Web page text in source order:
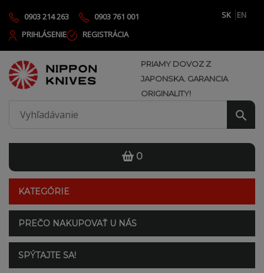
0903 214 263 0903 761 001 SK
EN
PRIHLÁSENIE
REGISTRÁCIA
PRIAMY DOVOZ Z
JAPONSKA. GARANCIA
ORIGINALITY!
0
KATEGÓRIE
PREČO NAKUPOVAŤ U NÁS
SPÝTAJTE SA!